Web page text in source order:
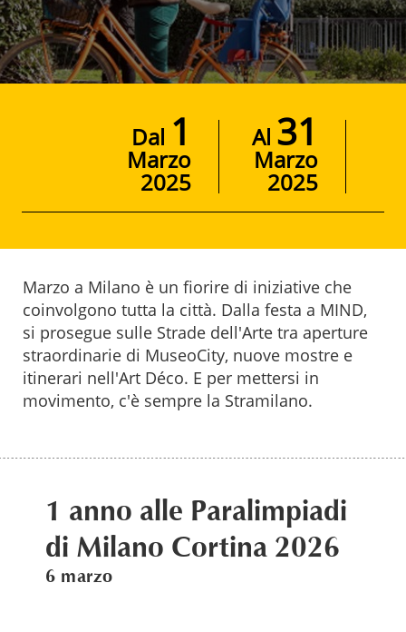
Dal 1
Marzo
2025
Al 31
Marzo
2025
Marzo a Milano è un fiorire di iniziative che
coinvolgono tutta la città. Dalla festa a MIND,
si prosegue sulle Strade dell'Arte tra aperture
straordinarie di MuseoCity, nuove mostre e
itinerari nell'Art Déco. E per mettersi in
movimento, c'è sempre la Stramilano.
1 anno alle Paralimpiadi
di Milano Cortina 2026
6 marzo